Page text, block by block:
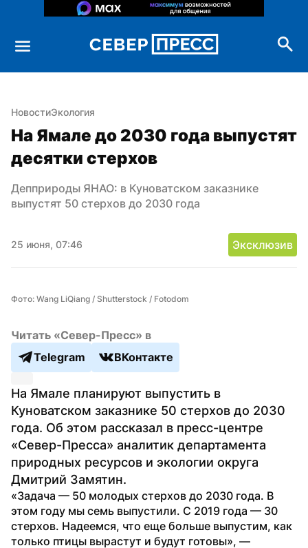
НовостиЭкология
На Ямале до 2030 года выпустят
десятки стерхов
Депприроды ЯНАО: в Куноватском заказнике
выпустят 50 стерхов до 2030 года
25 июня, 07:46 Эксклюзив
Фото: Wang LiQiang / Shutterstock / Fotodom
Читать «Север-Пресс» в
Telegram
ВКонтакте
На Ямале планируют выпустить в
Куноватском заказнике 50 стерхов до 2030
года. Об этом рассказал в пресс-центре
«Север-Пресса» аналитик департамента
природных ресурсов и экологии округа
Дмитрий Замятин.
«Задача — 50 молодых стерхов до 2030 года. В
этом году мы семь выпустили. С 2019 года — 30
стерхов. Надеемся, что еще больше выпустим, как